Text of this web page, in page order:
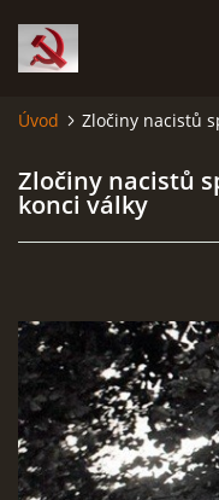
ČERNÁ KNIHA
RUDÝ HLADOMOR:
KATYŇSKÝ MASAKR
Úvod Zločiny nacistů
Zločiny nacistů
konci války